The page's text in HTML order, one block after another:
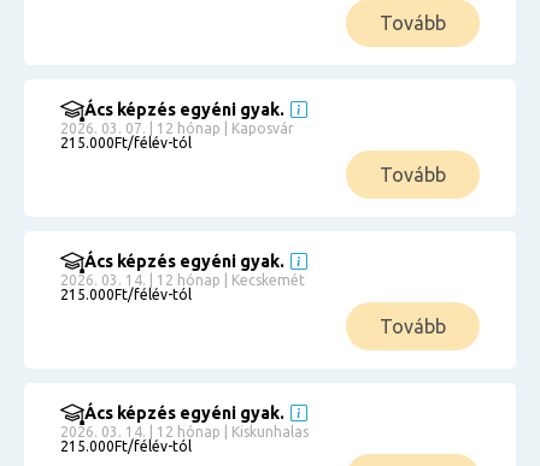
Tovább
Ács képzés egyéni gyak.
2026. 03. 07. | 12 hónap | Kaposvár
215.000Ft/félév-tól
Tovább
Ács képzés egyéni gyak.
2026. 03. 14. | 12 hónap | Kecskemét
215.000Ft/félév-tól
Tovább
Ács képzés egyéni gyak.
2026. 03. 14. | 12 hónap | Kiskunhalas
215.000Ft/félév-tól